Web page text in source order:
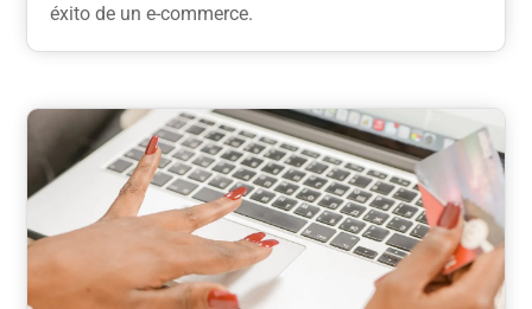
éxito de un e-commerce.